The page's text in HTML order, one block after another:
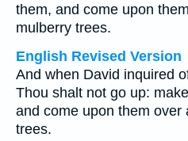
them, and come upon
mulberry trees.
English Revised Version
And when David inquired
Thou shalt not go up:
and come upon them over
trees.